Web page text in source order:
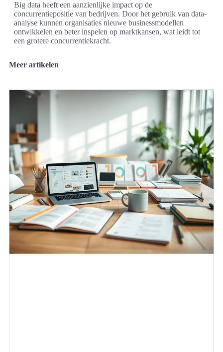
Big data heeft een aanzienlijke impact op de
concurrentiepositie van bedrijven. Door het gebruik van data-
analyse kunnen organisaties nieuwe businessmodellen
ontwikkelen en beter inspelen op marktkansen, wat leidt tot
een grotere concurrentiekracht.
Meer artikelen